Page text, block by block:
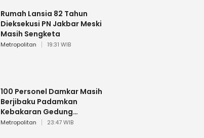
Rumah Lansia 82 Tahun
Dieksekusi PN Jakbar Meski
Masih Sengketa
Metropolitan 19:31 WIB
100 Personel Damkar Masih
Berjibaku Padamkan
Kebakaran Gedung
Bapenda DKI
Metropolitan 23:47 WIB